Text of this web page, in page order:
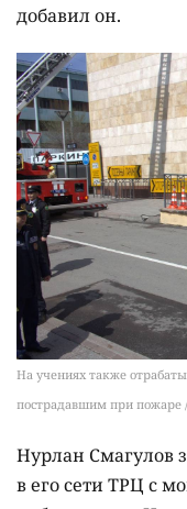
добавил он.
На учениях также
пострадавшим при пожаре
Нурлан Смагулов
в его сети ТРЦ с